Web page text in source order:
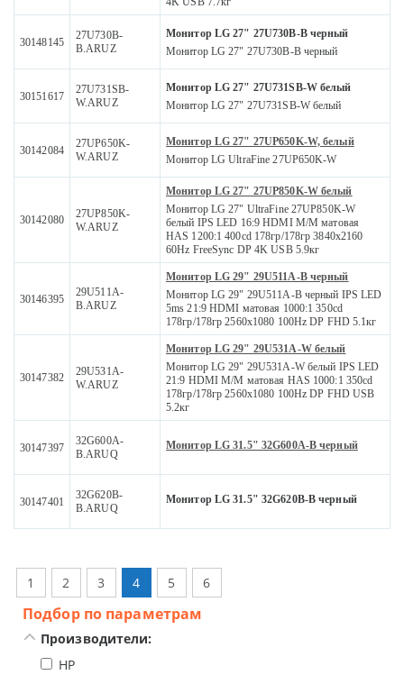
30148145
27U730B-
B.ARUZ
Монитор LG 27" 27U730B-B черный
Монитор LG 27" 27U730B-B черный
30151617
27U731SB-
W.ARUZ
Монитор LG 27" 27U731SB-W белый
Монитор LG 27" 27U731SB-W белый
30142084
27UP650K-
W.ARUZ
Монитор LG 27" 27UP650K-W, белый
Монитор LG UltraFine 27UP650K-W
30142080
27UP850K-
W.ARUZ
Монитор LG 27" 27UP850K-W белый
Монитор LG 27" UltraFine 27UP850K-W
белый IPS LED 16:9 HDMI M/M матовая
HAS 1200:1 400cd 178гр/178гр 3840x2160
60Hz FreeSync DP 4K USB 5.9кг
30146395
29U511A-
B.ARUZ
Монитор LG 29" 29U511A-B черный
Монитор LG 29" 29U511A-B черный IPS LED
5ms 21:9 HDMI матовая 1000:1 350cd
178гр/178гр 2560x1080 100Hz DP FHD 5.1кг
30147382
29U531A-
W.ARUZ
Монитор LG 29" 29U531A-W белый
Монитор LG 29" 29U531A-W белый IPS LED
21:9 HDMI M/M матовая HAS 1000:1 350cd
178гр/178гр 2560x1080 100Hz DP FHD USB
5.2кг
30147397
32G600A-
B.ARUQ
Монитор LG 31.5" 32G600A-B черный
30147401
32G620B-
B.ARUQ
Монитор LG 31.5" 32G620B-B черный
1 2 3 4 5 6
Подбор по параметрам
Производители:
HP